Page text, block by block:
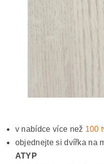
v nabídce více než 100
objednejte si dvířka na
ATYP